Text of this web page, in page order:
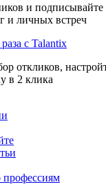
и
и личных встреч
с Talantix
откликов,
в 2 клика